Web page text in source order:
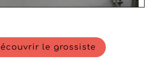
le grossiste